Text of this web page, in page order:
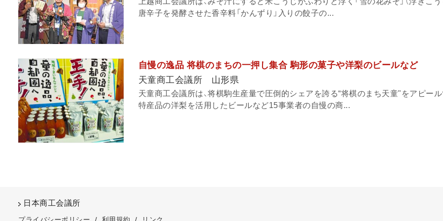
唐辛子を発酵させた香辛料「かんずり」入りの餃子の...
自慢の逸品 将棋のまちの一押し集合 駒形の菓子や洋梨のビールなど
天童商工会議所 山形県
天童商工会議所は、将棋駒生産量で圧倒的シェアを誇る“将棋のまち天童"をアピー
特産品の洋梨を活用したビールなど15事業者の自慢の商...
日本商工会議所